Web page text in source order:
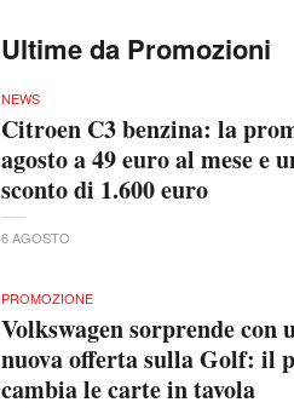
Ultime da Promozioni
NEWS
Citroen C3 benzina: la
agosto a 49 euro al mese e
sconto di 1.600 euro
6 AGOSTO
PROMOZIONE
Volkswagen sorprende con
nuova offerta sulla Golf: il
cambia le carte in tavola